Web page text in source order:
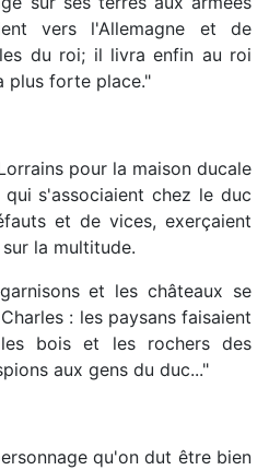
vers l'Allemagne et de
du roi; il livra enfin au roi
plus forte place."
pour la maison ducale
s'associaient chez le duc
et de vices, exerçaient
la multitude.
et les châteaux se
: les paysans faisaient
bois et les rochers des
aux gens du duc..."
qu'on dut être bien